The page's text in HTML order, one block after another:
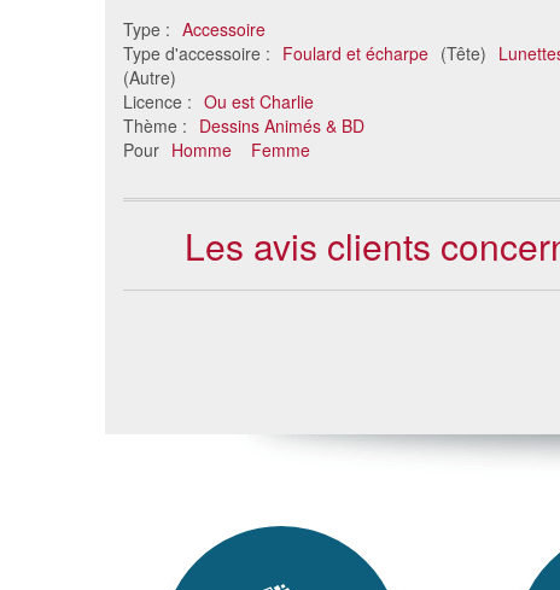
Type : Accessoire
Type d'accessoire : Foulard et écharpe (Tête)
(Autre)
Licence : Ou est Charlie
Thème : Dessins Animés & BD
Pour Homme Femme
Les avis clients